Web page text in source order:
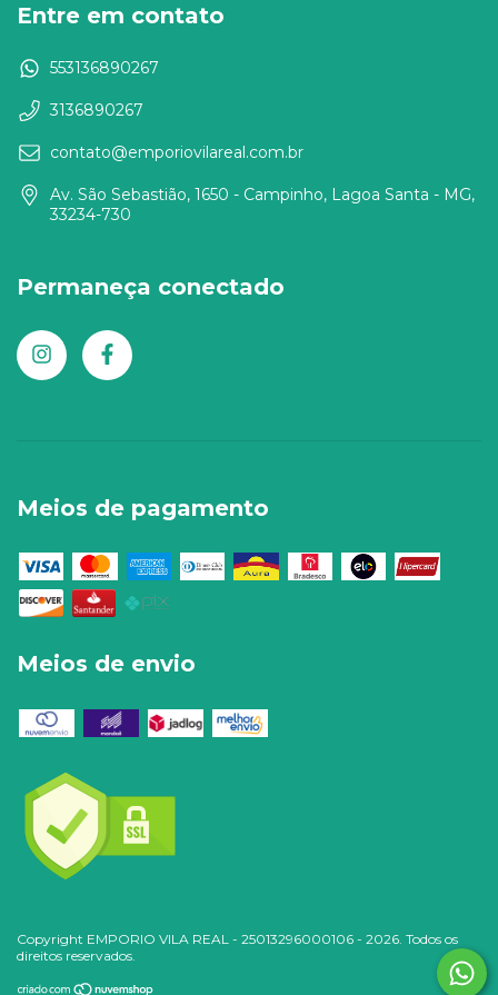
Entre em contato
553136890267
3136890267
contato@emporiovilareal.com.br
Av. São Sebastião, 1650 - Campinho, Lagoa Santa - MG,
33234-730
Permaneça conectado
Meios de pagamento
Meios de envio
Copyright EMPORIO VILA REAL - 25013296000106 - 2026. Todos os
direitos reservados.